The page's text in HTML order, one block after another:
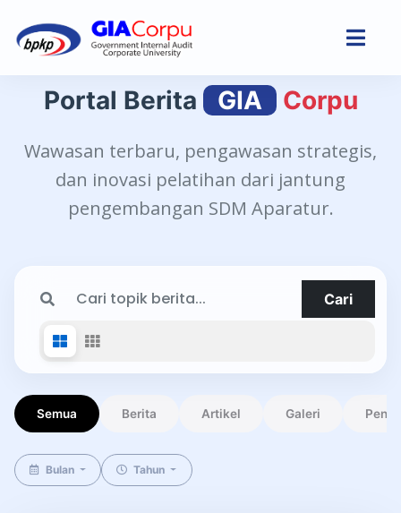
Portal Berita GIA Corpu
Wawasan terbaru, pengawasan strategis,
dan inovasi pelatihan dari jantung
pengembangan SDM Aparatur.
Cari
Semua Berita Artikel Galeri
Bulan Tahun